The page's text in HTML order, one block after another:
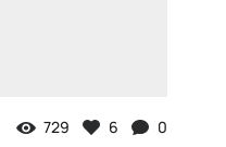
729 6 0